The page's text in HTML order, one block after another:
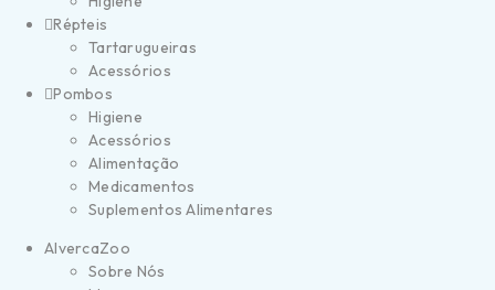
Répteis
Tartarugueiras
Acessórios
Pombos
Higiene
Acessórios
Alimentação
Medicamentos
Suplementos Alimentares
AlvercaZoo
Sobre Nós